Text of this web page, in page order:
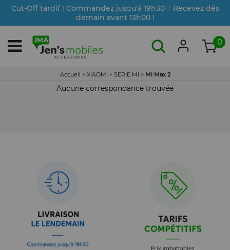
Cut-Off tardif ! Commandez jusqu'à 19h30 = Recevez dès
demain avant 13h00 !
0
Accueil > XIAOMI > SERIE Mi > Mi Max 2
Aucune correspondance trouvée